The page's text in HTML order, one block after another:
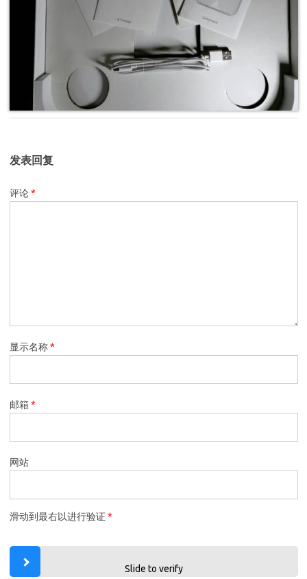
发表回复
评论*
显示名称*
邮箱*
网站
滑动到最右以进行验证 *
Slide to verify